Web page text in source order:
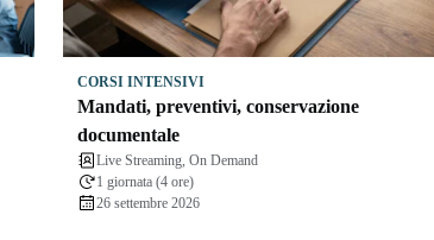
CORSI INTENSIVI
Mandati, preventivi, conservazione
documentale
Live Streaming, On Demand
1 giornata (4 ore)
26 settembre 2026